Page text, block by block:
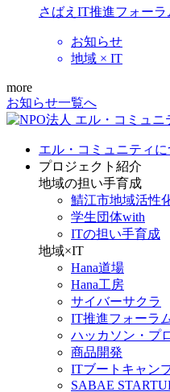
さばえIT推進フォーラ
お知らせ
地域 × IT
more
お知らせ一覧へ
エル・コミュニティに
プロジェクト紹介
地域の担い手育成
鯖江市地域活性
学生団体with
ITの担い手育成
地域×IT
Hana道場
Hana工房
サイバーサクラ
IT推進フォーラ
ハッカソン・プ
商品開発
ITブートキャン
SABAE